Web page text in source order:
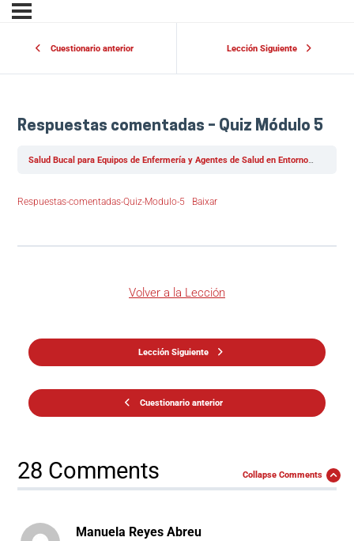
Cuestionario anterior Lección Siguiente
Respuestas comentadas – Quiz Módulo 5
Salud Bucal para Equipos de Enfermería y Agentes de Salud en Entornos Hospitalarios y Comunitarios
Respuestas-comentadas-Quiz-Modulo-5 Baixar
Cuestionario anterior
Volver a la Lección
Lección Siguiente
28 Comments Collapse Comments
Manuela Reyes Abreu